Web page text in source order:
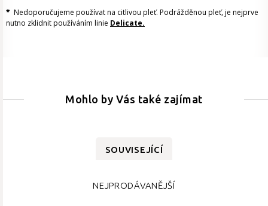
* Nedoporučujeme používat na citlivou pleť. Podrážděnou pleť, je nejprve
nutno zklidnit používáním linie Delicate.
Mohlo by Vás také zajímat
SOUVISEJÍCÍ
NEJPRODÁVANĚJŠÍ